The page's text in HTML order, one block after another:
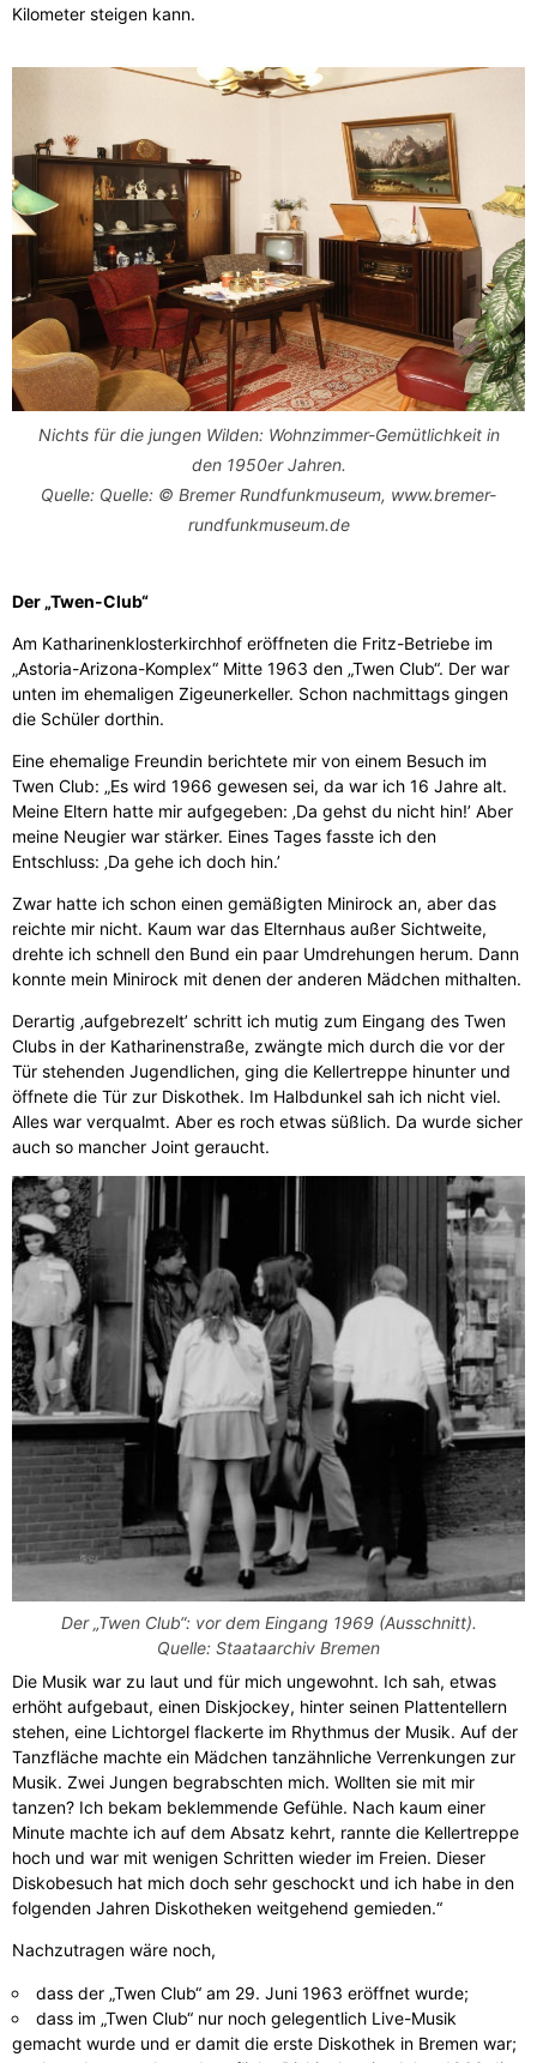
Kilometer steigen kann.
Nichts für die jungen Wilden: Wohnzimmer-Gemütlichkeit in
den 1950er Jahren.
Quelle: Quelle: © Bremer Rundfunkmuseum, www.bremer-
rundfunkmuseum.de
Der „Twen-Club“
Am Katharinenklosterkirchhof eröffneten die Fritz-Betriebe im
„Astoria-Arizona-Komplex“ Mitte 1963 den „Twen Club“. Der war
unten im ehemaligen Zigeunerkeller. Schon nachmittags gingen
die Schüler dorthin.
Eine ehemalige Freundin berichtete mir von einem Besuch im
Twen Club: „Es wird 1966 gewesen sei, da war ich 16 Jahre alt.
Meine Eltern hatte mir aufgegeben: ‚Da gehst du nicht hin!’ Aber
meine Neugier war stärker. Eines Tages fasste ich den
Entschluss: ‚Da gehe ich doch hin.’
Zwar hatte ich schon einen gemäßigten Minirock an, aber das
reichte mir nicht. Kaum war das Elternhaus außer Sichtweite,
drehte ich schnell den Bund ein paar Umdrehungen herum. Dann
konnte mein Minirock mit denen der anderen Mädchen mithalten.
Derartig ‚aufgebrezelt’ schritt ich mutig zum Eingang des Twen
Clubs in der Katharinenstraße, zwängte mich durch die vor der
Tür stehenden Jugendlichen, ging die Kellertreppe hinunter und
öffnete die Tür zur Diskothek. Im Halbdunkel sah ich nicht viel.
Alles war verqualmt. Aber es roch etwas süßlich. Da wurde sicher
auch so mancher Joint geraucht.
Der „Twen Club“: vor dem Eingang 1969 (Ausschnitt).
Quelle: Staataarchiv Bremen
Die Musik war zu laut und für mich ungewohnt. Ich sah, etwas
erhöht aufgebaut, einen Diskjockey, hinter seinen Plattentellern
stehen, eine Lichtorgel flackerte im Rhythmus der Musik. Auf der
Tanzfläche machte ein Mädchen tanzähnliche Verrenkungen zur
Musik. Zwei Jungen begrabschten mich. Wollten sie mit mir
tanzen? Ich bekam beklemmende Gefühle. Nach kaum einer
Minute machte ich auf dem Absatz kehrt, rannte die Kellertreppe
hoch und war mit wenigen Schritten wieder im Freien. Dieser
Diskobesuch hat mich doch sehr geschockt und ich habe in den
folgenden Jahren Diskotheken weitgehend gemieden.“
Nachzutragen wäre noch,
dass der „Twen Club“ am 29. Juni 1963 eröffnet wurde;
dass im „Twen Club“ nur noch gelegentlich Live-Musik
gemacht wurde und er damit die erste Diskothek in Bremen war;